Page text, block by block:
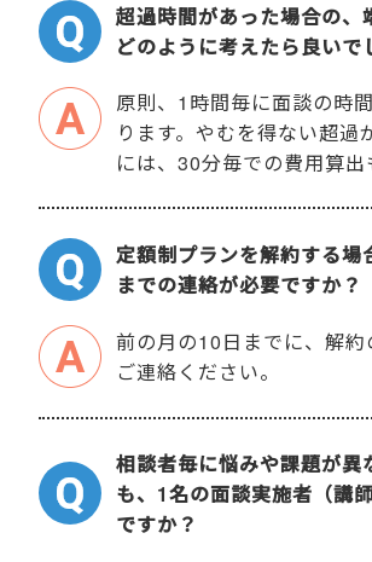
超過時間があった場合の、
どのように考えたら良いで
原則、1時間毎に面談の時
ります。やむを得ない超過
には、30分毎での費用算出
定額制プランを解約する場
までの連絡が必要ですか？
前の月の10日までに、解約
ご連絡ください。
相談者毎に悩みや課題が異
も、1名の面談実施者（講
ですか？